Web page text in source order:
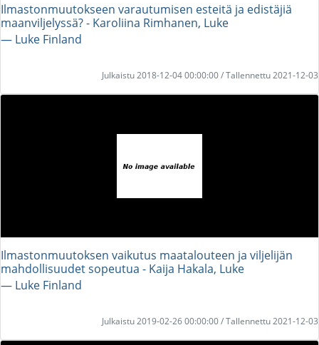
Ilmastonmuutokseen varautumisen esteitä ja edistäjiä
maanviljelyssä? - Karoliina Rimhanen, Luke
― Luke Finland
Julkaistu 2018-12-04 00:00:00 / Tallennettu 2021-12-03
Ilmastonmuutoksen vaikutus maatalouteen ja viljelijän
mahdollisuudet sopeutua - Kaija Hakala, Luke
― Luke Finland
Julkaistu 2019-02-26 00:00:00 / Tallennettu 2021-12-03